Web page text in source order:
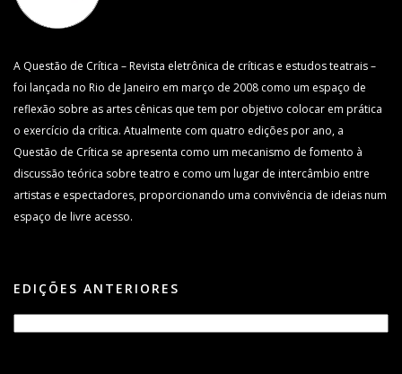
A Questão de Crítica – Revista eletrônica de críticas e estudos teatrais –
foi lançada no Rio de Janeiro em março de 2008 como um espaço de
reflexão sobre as artes cênicas que tem por objetivo colocar em prática
o exercício da crítica. Atualmente com quatro edições por ano, a
Questão de Crítica se apresenta como um mecanismo de fomento à
discussão teórica sobre teatro e como um lugar de intercâmbio entre
artistas e espectadores, proporcionando uma convivência de ideias num
espaço de livre acesso.
EDIÇÕES ANTERIORES